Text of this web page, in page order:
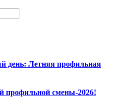
день: Летняя профильная
профильной смены-2026!